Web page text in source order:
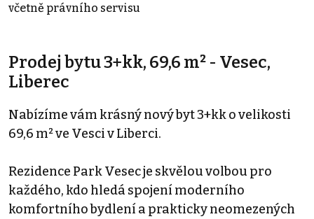
včetně právního servisu
Prodej bytu 3+kk, 69,6 m² - Vesec,
Liberec
Nabízíme vám krásný nový byt 3+kk o velikosti
69,6 m² ve Vesci v Liberci.
Rezidence Park Vesec je skvělou volbou pro
každého, kdo hledá spojení moderního
komfortního bydlení a prakticky neomezených